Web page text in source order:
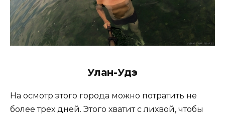
Улан-Удэ
На осмотр этого города можно потратить не
более трех дней. Этого хватит с лихвой, чтобы